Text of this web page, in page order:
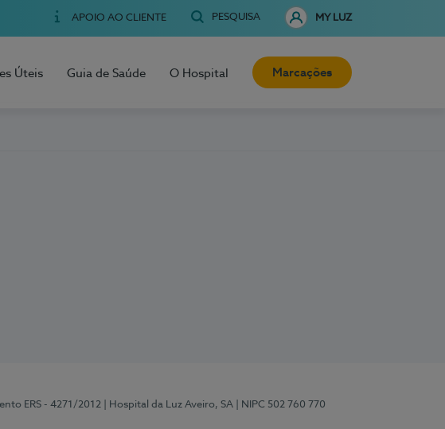
APOIO AO CLIENTE PESQUISA MY LUZ
Úteis Guia de Saúde O Hospital Marcações
ERS - 4271/2012 | Hospital da Luz Aveiro, SA | NIPC 502 760 770